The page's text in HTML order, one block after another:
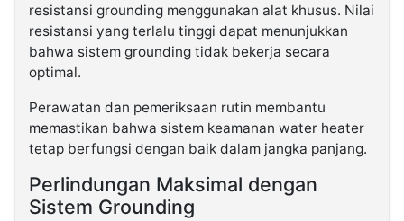
resistansi grounding menggunakan alat khusus. Nilai
resistansi yang terlalu tinggi dapat menunjukkan
bahwa sistem grounding tidak bekerja secara
optimal.
Perawatan dan pemeriksaan rutin membantu
memastikan bahwa sistem keamanan water heater
tetap berfungsi dengan baik dalam jangka panjang.
Perlindungan Maksimal dengan
Sistem Grounding